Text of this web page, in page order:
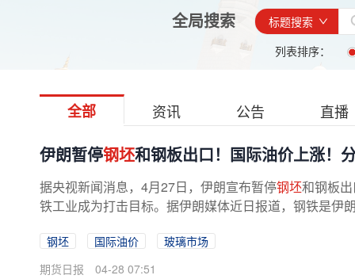
全局搜索
标题搜索
列表排序：
全部 资讯 公告 直播
伊朗暂停钢坯和钢板出口！国际油价上涨！
据央视新闻消息，4月27日，伊朗宣布暂停钢坯和钢板
铁工业成为打击目标。据伊朗媒体近日报道，钢铁是伊
钢坯 国际油价
玻璃市场
期货日报
04-28 07:51